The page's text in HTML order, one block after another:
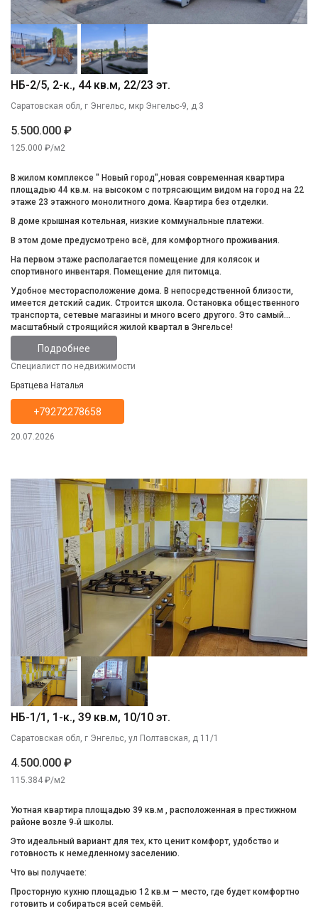
НБ-2/5, 2-к., 44 кв.м, 22/23 эт.
Саратовская обл, г Энгельс, мкр Энгельс-9, д 3
5.500.000 ₽
125.000 ₽/м2
В жилом комплексе " Новый город",новая современная квартира
площадью 44 кв.м. на высоком с потрясающим видом на город на 22
этаже 23 этажного монолитного дома. Квартира без отделки.
В доме крышная котельная, низкие коммунальные платежи.
В этом доме предусмотрено всё, для комфортного проживания.
На первом этаже располагается помещение для колясок и
спортивного инвентаря. Помещение для питомца.
Удобное месторасположение дома. В непосредственной близости,
имеется детский садик. Строится школа. Остановка общественного
транспорта, сетевые магазины и много всего другого. Это самый
масштабный строящийся жилой квартал в Энгельсе!
Подробнее
Специалист по недвижимости
Братцева Наталья
+79272278658
20.07.2026
НБ-1/1, 1-к., 39 кв.м, 10/10 эт.
Саратовская обл, г Энгельс, ул Полтавская, д 11/1
4.500.000 ₽
115.384 ₽/м2
Уютная квартира площадью 39 кв.м , расположенная в престижном
районе возле 9‑й школы.
Это идеальный вариант для тех, кто ценит комфорт, удобство и
готовность к немедленному заселению.
Что вы получаете:
Просторную кухню площадью 12 кв.м — место, где будет комфортно
готовить и собираться всей семьёй.